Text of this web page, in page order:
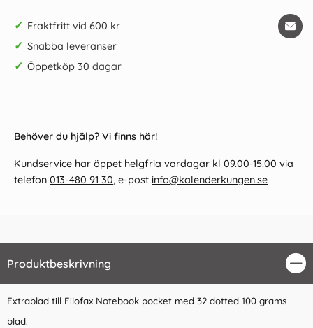
✓ Fraktfritt vid 600 kr
✓ Snabba leveranser
✓ Öppetköp 30 dagar
Behöver du hjälp? Vi finns här!
Kundservice har öppet helgfria vardagar kl 09.00-15.00 via
telefon 013-480 91 30, e-post info@kalenderkungen.se
Produktbeskrivning
Extrablad till Filofax Notebook pocket med 32 dotted 100 grams
blad.